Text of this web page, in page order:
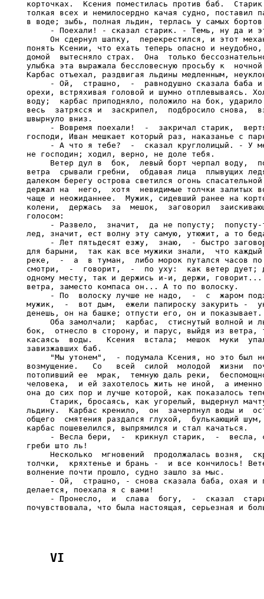
корточках.  Ксения поместилась против баб.
толкая всех и немилосердно качая судно, поставил
в воде; зыбь, полная льдин, терлась у самых
- Поехали! - сказал старик. - Темь, ну да и
Он сдернул шапку,  перекрестился, и этот
понять Ксении, что ехать теперь опасно и
домой  вытесняло страх.  Она  только
улыбка эта выражала бессловесную просьбу к
Карбас отъехал, раздвигая льдины медленным,
- Ой,  страшно,  -  равнодушно сказала баба
орехи, встряхивая головой и шумно отплевываясь.
воду;  карбас приподняло, положило на бок,
весь  затрясся и  заскрипел,  подбросило снова,
швырнуло вниз.
- Вовремя поехали!  -  закричал старик,
господи, Иван мешкает который раз, наказанье с
- А что я тебе?  -  сказал круглолицый. - У
не господин; ходил, верно, не доле тебя.
Ветер дул в  бок,  левый борт черпал воду,
ветра  срывали гребни,  обдавая лица  плывущих
далеком берегу острова светился огонь
держал на  него,  хотя  невидимые толчки залитых
чаще и неожиданнее.  Мужик, сидевший ранее на
колени,  держась  за  мешок,  заговорил
голосом:
- Развело,  значит,  да не попусту;
лед, значит, ест волну эту самую, утюжит, а то
- Лет пятьдесят езжу,  знаю,  - быстро
для барыни,  так как все мужики знали,  что
реке,  -  а  в туман,  либо морок путался часов
смотри,  -  говорит,  -  по уху:  как ветер дует;
одному месту, так и держись и-и, держи, говорит...
ветра, заместо компаса он... А то по волоску.
- По  волоску лучше не надо,  -  с  жаром
мужик,  -  вот дым,  ежели папироску закурить -
денешь, он на башке; отпусти его, он и показывает.
Оба замолчали;  карбас,  стиснутый волной и
бок,  отнесло в сторону, и парус, выйдя из ветра,
касаясь  воды.   Ксения  встала;  мешок  муки
завизжавших баб.
"Мы утонем",  - подумала Ксения, но это был
возмущение.   Со   всей  силой  молодой  жизни
потопивший ее  мрак,  темную даль реки,
человека,  и ей захотелось жить не иной,  а
она до сих пор и лучше которой, как показалось
Старик, бросаясь, как угорелый, выдернул
льдину.  Карбас кренило,  он  зачерпнул воды и
общего  смятения раздался глухой,  булькающий
карбас пошевелился, выпрямился и стал качаться.
- Весла бери,  -  крикнул старик,  -  весла,
греби што ль!
Несколько  мгновений  продолжалась возня,
толчки,  кряхтенье и брань -  и все кончилось!
волнение почти прошло, судно зашло за мыс.
- Ой,  страшно, - снова сказала баба, охая и
делается, поехала я с вами!
- Пронесло,  и  слава  богу,  -  сказал